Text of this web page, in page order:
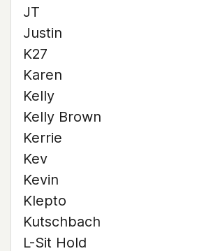
JT
Justin
K27
Karen
Kelly
Kelly Brown
Kerrie
Kev
Kevin
Klepto
Kutschbach
L-Sit Hold